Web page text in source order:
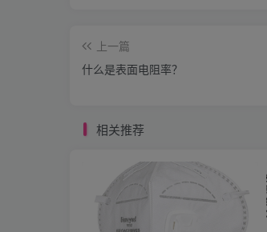
上一篇
什么是表面电阻率？
相关推荐